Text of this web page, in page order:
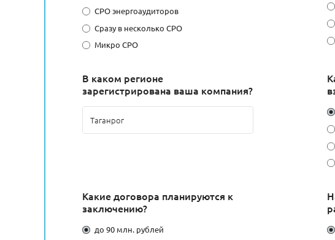
СРО энергоаудиторов
Сразу в несколько СРО
Микро СРО
В каком регионе
зарегистрирована ваша компания?
Какие договора планируются к
заключению?
до 90 млн. рублей